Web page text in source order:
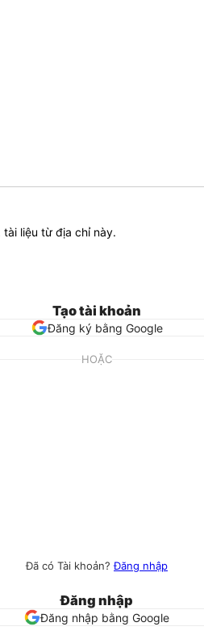
liệu từ địa chỉ này.
Tạo tài khoản
Đăng ký bằng Google
HOẶC
Đã có Tài khoản?Đăng nhập
Đăng nhập
Đăng nhập bằng Google